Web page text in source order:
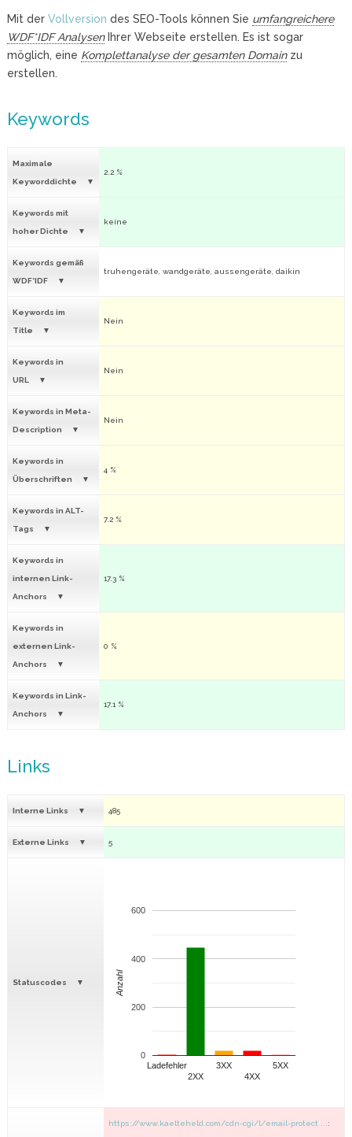
Mit der Vollversion des SEO-Tools können Sie umfangreichere
WDF*IDF AnalysenIhrer Webseite erstellen. Es ist sogar
möglich, eine Komplettanalyse der gesamten Domainzu
erstellen.
Keywords
Maximale
Keyworddichte
2.2 %
Keywords mit
hoher Dichte
keine
Keywords gemäß
WDF*IDF
truhengeräte, wandgeräte, aussengeräte, daikin
Keywords im
Title
Nein
Keywords in
URL
Nein
Keywords in Meta-
Description
Nein
Keywords in
Überschriften
4 %
Keywords in ALT-
Tags
7.2 %
Keywords in
internen Link-
Anchors
17.3 %
Keywords in
externen Link-
Anchors
0 %
Keywords in Link-
Anchors
17.1 %
Links
Interne Links 485
Externe Links 5
Statuscodes
Ladefehler
2XX
3XX
4XX
5XX
0
200
400
600
Anzahl
https://www.kaelteheld.com/cdn-cgi/l/email-protect ... :